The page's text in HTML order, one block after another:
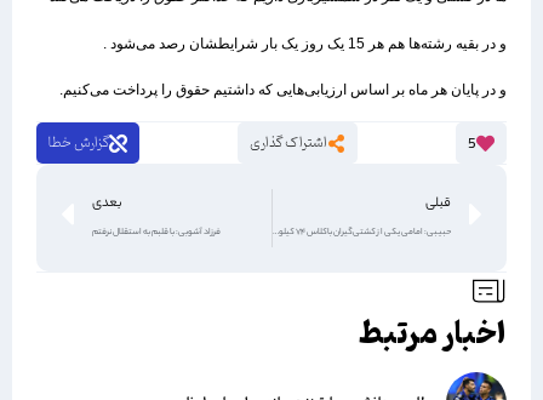
و در بقیه رشته‌ها هم هر 15 یک روز یک بار شرایطشان رصد می‌شود .
و در پایان هر ماه بر اساس ارزیابی‌هایی که داشتیم حقوق را پرداخت می‌کنیم.
5 اشتراک گذاری گزارش خطا
قبلی
حبیبی: امامی یکی از کشتی‌گیران باکلاس ۷۴ کیلوست اگر به مسیر سابقش برگردد
بعدی
فرزاد آشوبی: با قلبم به استقلال نرفتم
اخبار مرتبط